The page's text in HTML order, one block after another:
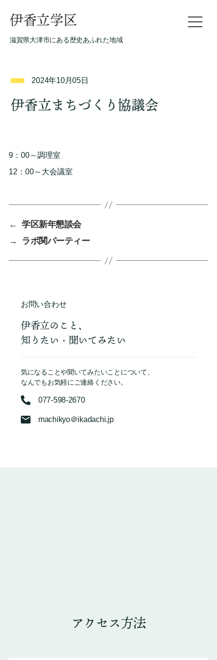
伊香立学区
滋賀県大津市にある歴史あふれた地域
2024年10月05日
伊香立まちづくり協議会
9：00～調理室
12：00～大会議室
←
学区新年懇談会
→
ラボ関パーティー
お問い合わせ
伊香立のこと、
知りたい・聞いてみたい
気になることや聞いてみたいことについて、
なんでもお気軽にご連絡ください。
077-598-2670
machikyo＠ikadachi.jp
アクセス方法